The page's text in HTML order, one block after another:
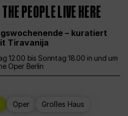
PEOPLE LIVE HERE
– kuratiert
Tiravanija
12.00 bis Sonntag 18.00 in und um
Oper Berlin
Oper Großes Haus